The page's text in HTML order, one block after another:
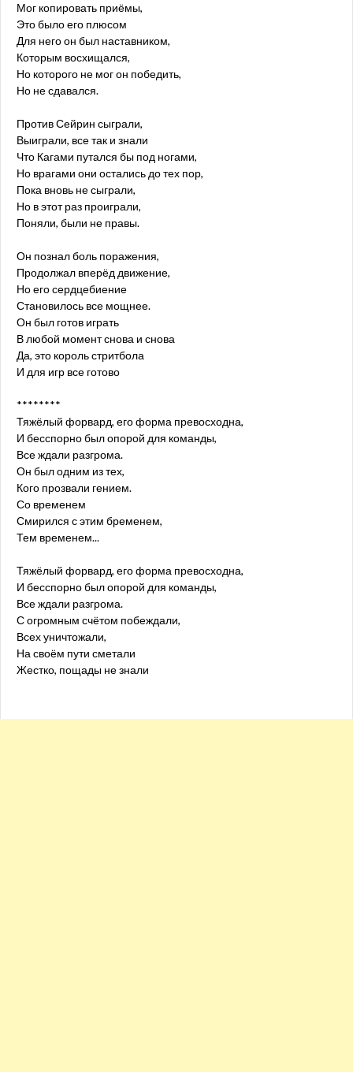
Мог копировать приёмы,
Это было его плюсом
Для него он был наставником,
Которым восхищался,
Но которого не мог он победить,
Но не сдавался.
Против Сейрин сыграли,
Выиграли, все так и знали
Что Кагами путался бы под ногами,
Но врагами они остались до тех пор,
Пока вновь не сыграли,
Но в этот раз проиграли,
Поняли, были не правы.
Он познал боль поражения,
Продолжал вперёд движение,
Но его сердцебиение
Становилось все мощнее.
Он был готов играть
В любой момент снова и снова
Да, это король стритбола
И для игр все готово
********
Тяжёлый форвард, его форма превосходна,
И бесспорно был опорой для команды,
Все ждали разгрома.
Он был одним из тех,
Кого прозвали гением.
Со временем
Смирился с этим бременем,
Тем временем...
Тяжёлый форвард, его форма превосходна,
И бесспорно был опорой для команды,
Все ждали разгрома.
С огромным счётом побеждали,
Всех уничтожали,
На своём пути сметали
Жестко, пощады не знали